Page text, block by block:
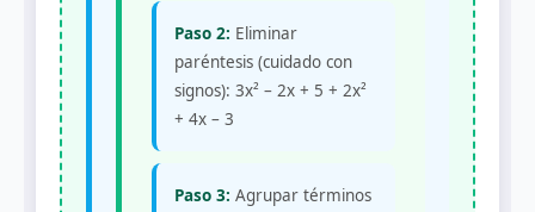
Paso 2: Eliminar
paréntesis (cuidado con
signos): 3x² – 2x + 5 + 2x²
+ 4x – 3
Paso 3: Agrupar términos